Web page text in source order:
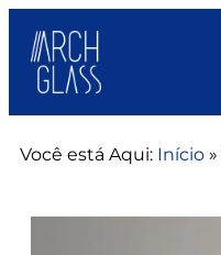
Você está Aqui: Início »